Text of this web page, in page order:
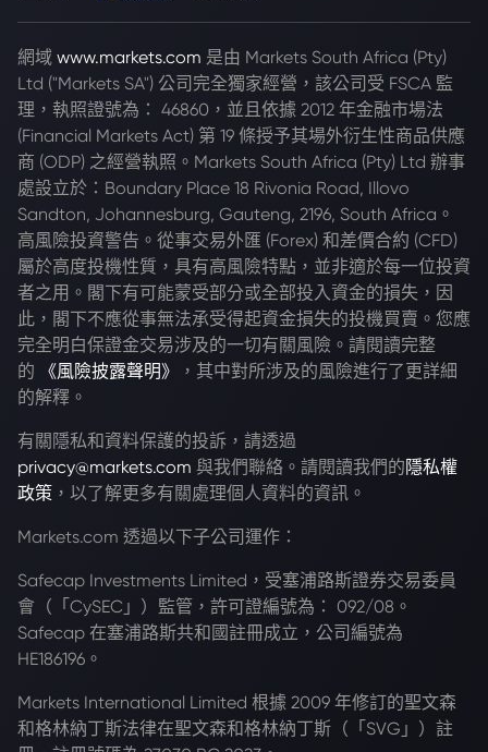
網域 www.markets.com 是由 Markets South Africa (Pty)
Ltd ("Markets SA") 公司完全獨家經營，該公司受 FSCA 監
理，執照證號為： 46860，並且依據 2012 年金融市場法
(Financial Markets Act) 第 19 條授予其場外衍生性商品供應
商 (ODP) 之經營執照。Markets South Africa (Pty) Ltd 辦事
處設立於：Boundary Place 18 Rivonia Road, Illovo
Sandton, Johannesburg, Gauteng, 2196, South Africa。
高風險投資警告。從事交易外匯 (Forex) 和差價合約 (CFD)
屬於高度投機性質，具有高風險特點，並非適於每一位投資
者之用。閣下有可能蒙受部分或全部投入資金的損失，因
此，閣下不應從事無法承受得起資金損失的投機買賣。您應
完全明白保證金交易涉及的一切有關風險。請閱讀完整
的
《風險披露聲明》
，其中對所涉及的風險進行了更詳細
的解釋。
有關隱私和資料保護的投訴，請透過
privacy@markets.com 與我們聯絡。請閱讀我們的 隱私權
政策 ，以了解更多有關處理個人資料的資訊。
Markets.com 透過以下子公司運作：
Safecap Investments Limited，受塞浦路斯證券交易委員
會（「CySEC」）監管，許可證編號為： 092/08。
Safecap 在塞浦路斯共和國註冊成立，公司編號為
HE186196。
Markets International Limited 根據 2009 年修訂的聖文森
和格林納丁斯法律在聖文森和格林納丁斯（「SVG」）註